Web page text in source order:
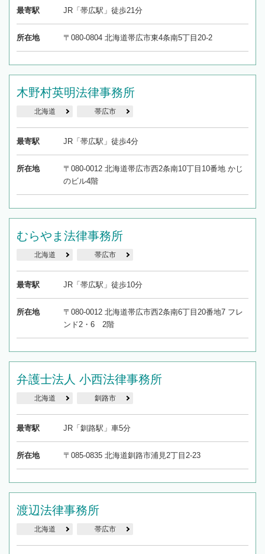
最寄駅 JR「帯広駅」徒歩21分
所在地 〒080-0804 北海道帯広市東4条南5丁目20-2
木野村英明法律事務所
北海道 帯広市
最寄駅 JR「帯広駅」徒歩4分
所在地
〒080-0012 北海道帯広市西2条南10丁目10番地 かじ
のビル4階
むらやま法律事務所
北海道 帯広市
最寄駅 JR「帯広駅」徒歩10分
所在地
〒080-0012 北海道帯広市西2条南6丁目20番地7 フレ
ンド2・6 2階
弁護士法人 小西法律事務所
北海道 釧路市
最寄駅 JR「釧路駅」車5分
所在地 〒085-0835 北海道釧路市浦見2丁目2-23
渡辺法律事務所
北海道 帯広市